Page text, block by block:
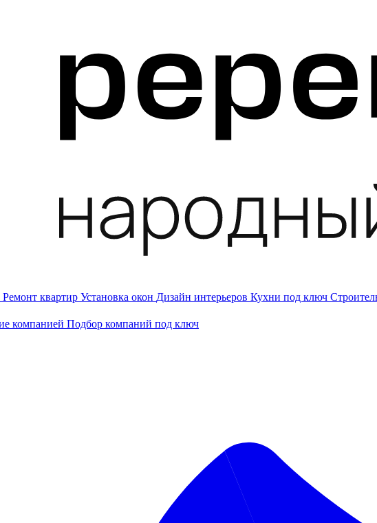
Ремонт квартир Установка окон Дизайн интерьеров Кухни под ключ
компанией Подбор компаний под ключ